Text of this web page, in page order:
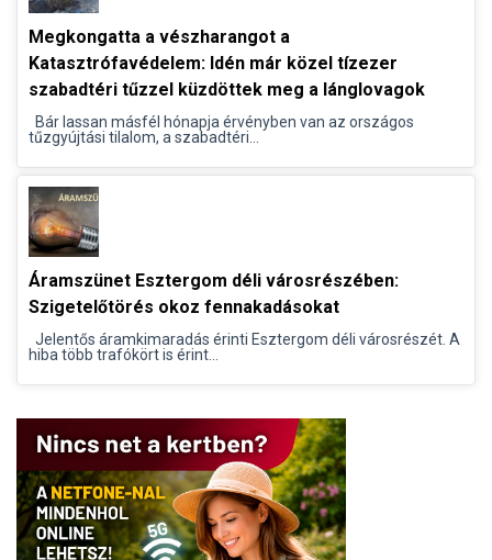
Megkongatta a vészharangot a
Katasztrófavédelem: Idén már közel tízezer
szabadtéri tűzzel küzdöttek meg a lánglovagok
Bár lassan másfél hónapja érvényben van az országos
tűzgyújtási tilalom, a szabadtéri...
Áramszünet Esztergom déli városrészében:
Szigetelőtörés okoz fennakadásokat
Jelentős áramkimaradás érinti Esztergom déli városrészét. A
hiba több trafókört is érint...